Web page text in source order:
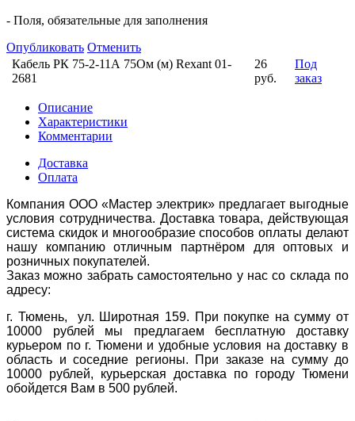
- Поля, обязательные для заполнения
Опубликовать Отменить
Кабель РК 75-2-11А 75Ом (м) Rexant 01-
2681
26
руб.
Под
заказ
Описание
Характеристики
Комментарии
Доставка
Оплата
Компания ООО «Мастер электрик» предлагает выгодные
условия сотрудничества. Доставка товара, действующая
система скидок и многообразие способов оплаты делают
нашу компанию отличным партнёром для оптовых и
розничных покупателей.
Заказ можно забрать самостоятельно у нас со склада по
адресу:
г. Тюмень, ул. Широтная 159. При покупке на сумму от
10000 рублей мы предлагаем бесплатную доставку
курьером по г. Тюмени и удобные условия на доставку в
область и соседние регионы. При заказе на сумму до
10000 рублей, курьерская доставка по городу Тюмени
обойдется Вам в 500 рублей.